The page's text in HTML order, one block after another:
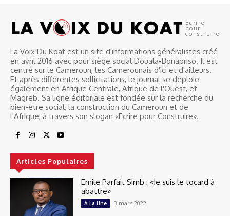
Ecrire
pour
construire
La Voix Du Koat est un site d'informations généralistes créé
en avril 2016 avec pour siège social Douala-Bonapriso. Il est
centré sur le Cameroun, les Camerounais d'ici et d'ailleurs.
Et après différentes sollicitations, le journal se déploie
également en Afrique Centrale, Afrique de l'Ouest, et
Magreb. Sa ligne éditoriale est fondée sur la recherche du
bien-être social, la construction du Cameroun et de
l'Afrique, à travers son slogan «Ecrire pour Construire».
Articles Populaires
Emile Parfait Simb : «Je suis le tocard à
abattre»
A La Une 3 mars 2022